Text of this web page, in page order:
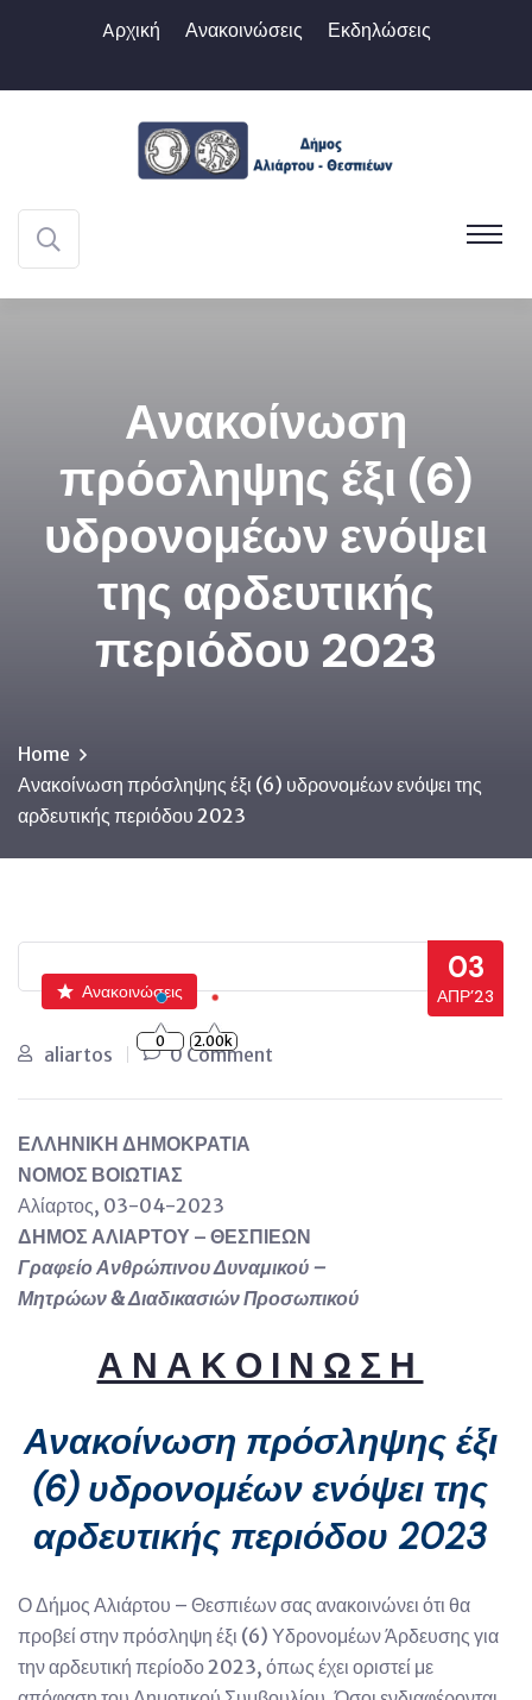
Aρχική Ανακοινώσεις Εκδηλώσεις
Ανακοίνωση
πρόσληψης έξι (6)
υδρονομέων ενόψει
της αρδευτικής
περιόδου 2023
Home
Ανακοίνωση πρόσληψης έξι (6) υδρονομέων ενόψει της
αρδευτικής περιόδου 2023
03
ΑΠΡ’23
Ανακοινώσεις
aliartos 0 Comment
ΕΛΛΗΝΙΚΗ ΔΗΜΟΚΡΑΤΙΑ
ΝΟΜΟΣ ΒΟΙΩΤΙΑΣ
Αλίαρτος, 03-04-2023
ΔΗΜΟΣ ΑΛΙΑΡΤΟΥ – ΘΕΣΠΙΕΩΝ
Γραφείο Ανθρώπινου Δυναμικού –
Μητρώων & Διαδικασιών Προσωπικού
Α Ν Α Κ Ο Ι Ν Ω Σ Η
Ανακοίνωση πρόσληψης έξι
(6) υδρονομέων ενόψει της
αρδευτικής περιόδου 2023
Ο Δήμος Αλιάρτου – Θεσπιέων σας ανακοινώνει ότι θα
προβεί στην πρόσληψη έξι (6) Υδρονομέων Άρδευσης για
την αρδευτική περίοδο 2023, όπως έχει οριστεί με
0 2.00k